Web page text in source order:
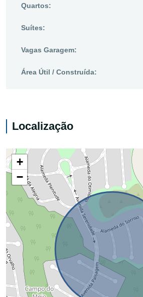
Quartos:
Suítes:
Vagas Garagem:
Área Útil / Construída:
Localização
+
−